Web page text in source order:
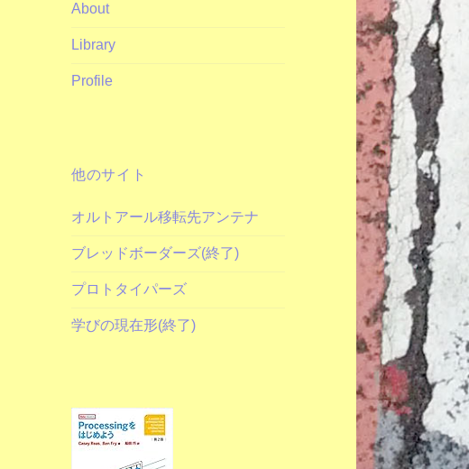
About
Library
Profile
他のサイト
オルトアール移転先アンテナ
ブレッドボーダーズ(終了)
プロトタイパーズ
学びの現在形(終了)